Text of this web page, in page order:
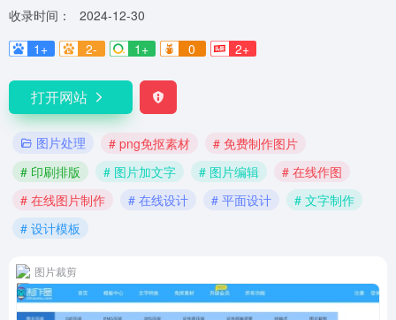
收录时间：
2024-12-30
1+
2- 1+ 0 2+
打开网站
图片处理 # png免抠素材
# 免费制作图片
# 印刷排版
# 图片加文字 # 图片编辑
# 在线作图
# 在线图片制作
# 在线设计 # 平面设计
# 文字制作
# 设计模板
图片裁剪